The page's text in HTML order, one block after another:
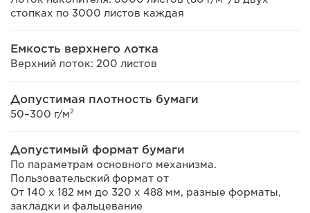
стопках по 3000 листов каждая
Емкость верхнего лотка
Верхний лоток: 200 листов
Допустимая плотность бумаги
50–300 г/м²
Допустимый формат бумаги
По параметрам основного механизма.
Пользовательский формат от
От 140 x 182 мм до 320 x 488 мм, разные форматы,
закладки и фальцевание